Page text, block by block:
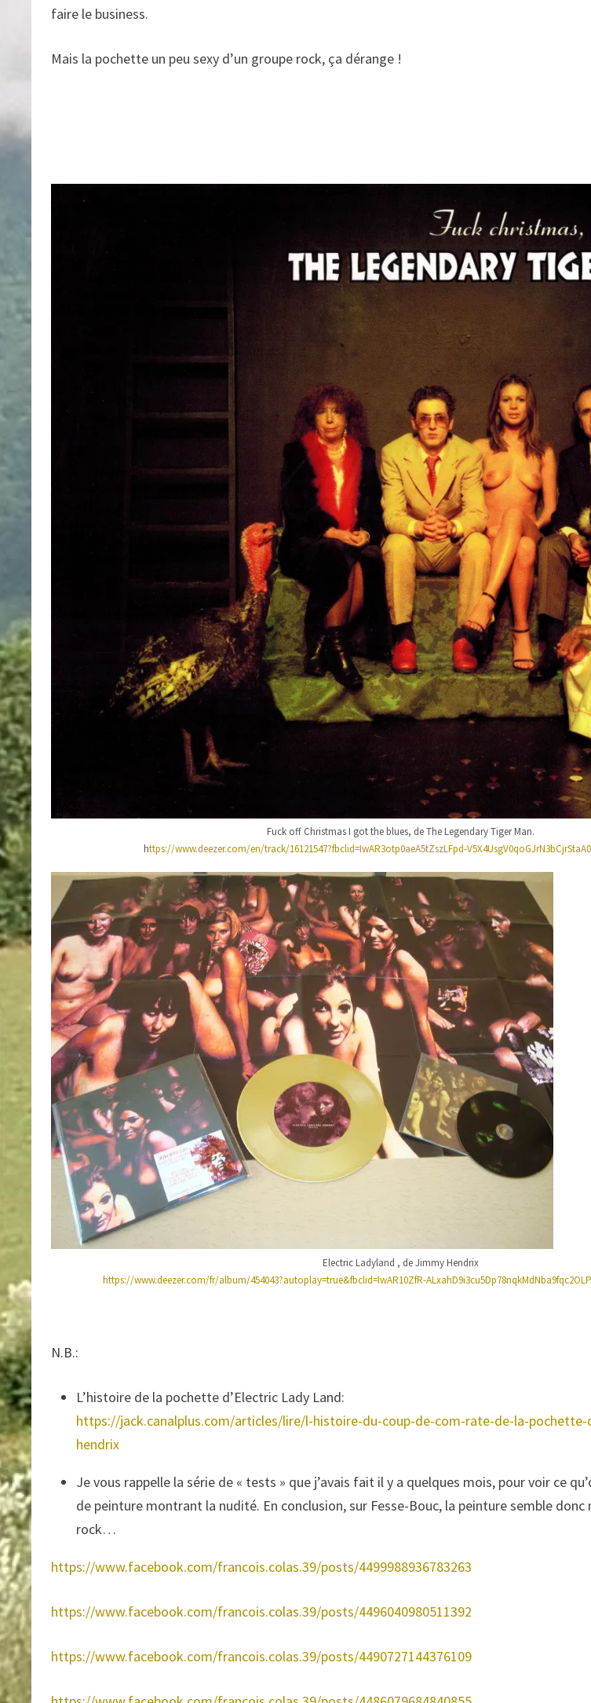
faire le business.
Mais la pochette un peu sexy d’un groupe rock, ça dérange !
Fuck off Christmas I got the blues, de The Legendary Tiger Man.
https://www.deezer.com/en/track/16121547?fbclid=IwAR3otp0aeA5tZszLFpd-
Electric Ladyland , de Jimmy Hendrix
https://www.deezer.com/fr/album/454043?autoplay=true&fbclid=IwAR10ZfR-
N.B.:
L’histoire de la pochette d’Electric Lady Land:
https://jack.canalplus.com/articles/lire/l-histoire-du-coup-de-com-rate-de-la-
hendrix
Je vous rappelle la série de « tests » que j’avais fait il y a quelques mois, pour voir ce
de peinture montrant la nudité. En conclusion, sur Fesse-Bouc, la peinture semble donc
rock…
https://www.facebook.com/francois.colas.39/posts/4499988936783263
https://www.facebook.com/francois.colas.39/posts/4496040980511392
https://www.facebook.com/francois.colas.39/posts/4490727144376109